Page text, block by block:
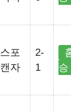
스포
캔자
2-
1
승